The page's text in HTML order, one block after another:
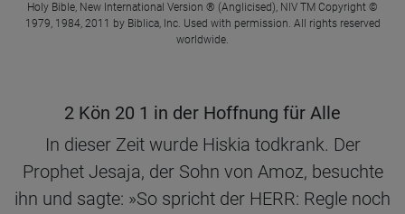
Holy Bible, New International Version ® (Anglicised), NIV TM Copyright ©
1979, 1984, 2011 by Biblica, Inc. Used with permission. All rights reserved
worldwide.
2 Kön 20 1 in der Hoffnung für Alle
In dieser Zeit wurde Hiskia todkrank. Der
Prophet Jesaja, der Sohn von Amoz, besuchte
ihn und sagte: »So spricht der HERR: Regle noch